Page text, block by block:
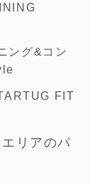
ング&コン
FIT
リアのパ